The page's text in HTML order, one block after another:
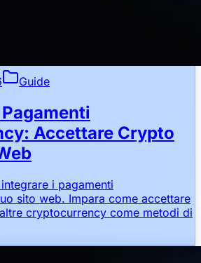
Guide
Accettare Crypto
i pagamenti
sito web. Impara come accettare
cryptocurrency come metodi di